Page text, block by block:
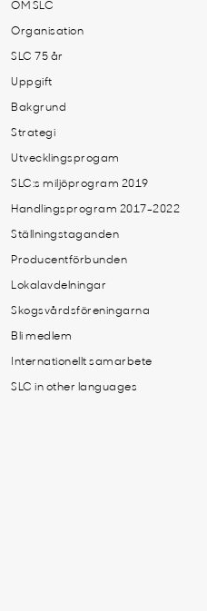
OM SLC
Organisation
SLC 75 år
Uppgift
Bakgrund
Strategi
Utvecklingsprogam
SLC:s miljöprogram 2019
Handlingsprogram 2017-2022
Ställningstaganden
Producentförbunden
Lokalavdelningar
Skogsvårdsföreningarna
Bli medlem
Internationellt samarbete
SLC in other languages